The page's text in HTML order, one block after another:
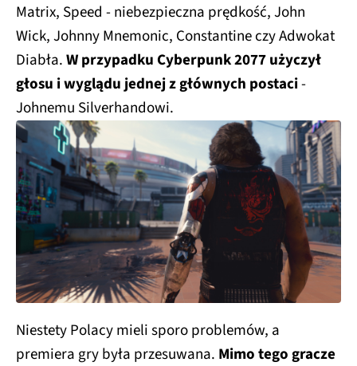
Matrix, Speed - niebezpieczna prędkość, John
Wick, Johnny Mnemonic, Constantine czy Adwokat
Diabła.W przypadku Cyberpunk 2077 użyczył
głosu i wyglądu jednej z głównych postaci-
Johnemu Silverhandowi.
Niestety Polacy mieli sporo problemów, a
premiera gry była przesuwana. Mimo tego gracze